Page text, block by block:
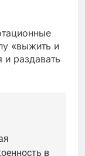
«выжить и
и раздавать
в